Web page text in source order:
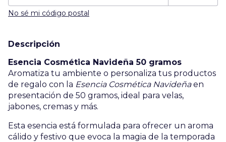
No sé mi código postal
Descripción
Esencia Cosmética Navideña 50 gramos
Aromatiza tu ambiente o personaliza tus productos
de regalo con la Esencia Cosmética Navideñaen
presentación de 50 gramos, ideal para velas,
jabones, cremas y más.
Esta esencia está formulada para ofrecer un aroma
cálido y festivo que evoca la magia de la temporada